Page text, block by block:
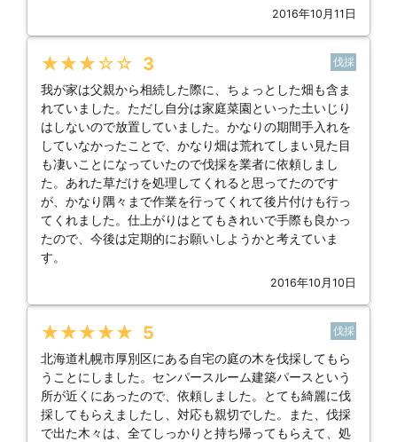
2016年10月11日
★★★★★ 3 伐採
我が家は父親から相続した際に、ちょっとした畑も含ま
れていました。ただし自分は家庭菜園といった土いじり
はしないので放置していました。かなりの期間手入れを
していなかったことで、かなり畑は荒れてしまい見た目
も凄いことになっていたので伐採を業者に依頼しまし
た。あれた草だけを処理してくれると思ってたのです
が、かなり隅々まで作業を行ってくれて後片付けも行っ
てくれました。仕上がりはとてもきれいで手際も良かっ
たので、今後は定期的にお願いしようかと考えていま
す。
2016年10月10日
★★★★★ 5 伐採
北海道札幌市厚別区にある自宅の庭の木を伐採してもら
うことにしました。センパースルーム建築パースという
所が近くにあったので、依頼しました。とても綺麗に伐
採してもらえましたし、対応も親切でした。また、伐採
で出た木々は、全てしっかりと持ち帰ってもらえて、処